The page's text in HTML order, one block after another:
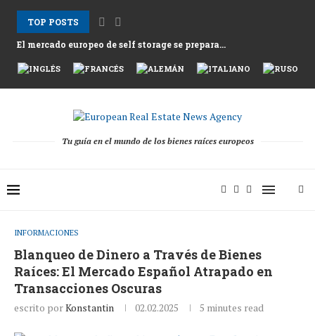
TOP POSTS
El mercado europeo de self storage se prepara...
Los alquileres en Atenas suben mientras Grecia afronta...
Nemo Garden Una granja submarina que desafía la...
Bruselas busca desbloquear 10 billones de euros en...
Greystar Impulsa la Expansión Estratégica del Build to...
Las principales ciudades apuntan a las segundas viviendas...
Activos hoteleros tras la temporada 2025 mientras los...
El cambio estructural detrás de la recuperación de...
Tu guía en el mundo de los bienes raíces europeos
INFORMACIONES
Blanqueo de Dinero a Través de Bienes
Raíces: El Mercado Español Atrapado en
Transacciones Oscuras
escrito porKonstantin 02.02.2025 5 minutes read